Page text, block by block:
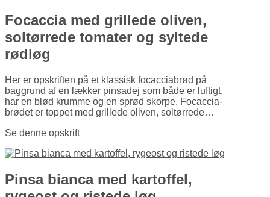
Focaccia med grillede oliven,
soltørrede tomater og syltede
rødløg
Her er opskriften på et klassisk focaccia­brød på
baggrund af en lækker pinsadej som både er luftigt,
har en blød krumme og en sprød skorpe. Focaccia­
brødet er toppet med grillede oliven, soltørrede…
Se denne opskrift
Pinsa bianca med kartoffel,